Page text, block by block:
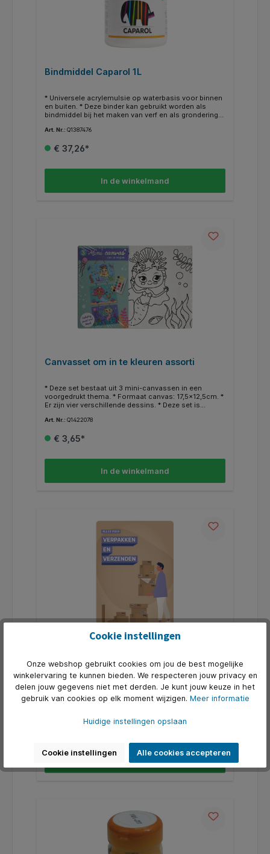
Bindmiddel Caparol 1L
* Universele acrylemulsie op waterbasis voor binnen
en buiten. * Deze binder kan gebruikt worden als
bindmiddel bij het maken van verf en als grondering
Art. Nr.: Q1387476
€ 37,26*
In de winkelmand
Canvasset om in te kleuren assorti
* Deze set bestaat uit 3 mini-canvassen in een
voorgedrukt thema. * Formaat canvas: 17,5x12,5cm. *
Er zijn vier verschillende dessins. * Deze set is
Art. Nr.: Q1422078
€ 3,65*
In de winkelmand
Catalogus verpak en verzenden
In de winkelmand
Cookie instellingen
Onze webshop gebruikt cookies om jou de best mogelijke
winkelervaring te kunnen bieden. We respecteren jouw privacy en
delen jouw gegevens niet met derden. Je kunt jouw keuze in het
gebruik van cookies op elk moment wijzigen. Meer informatie
Huidige instellingen opslaan
Cookie instellingen Alle cookies accepteren